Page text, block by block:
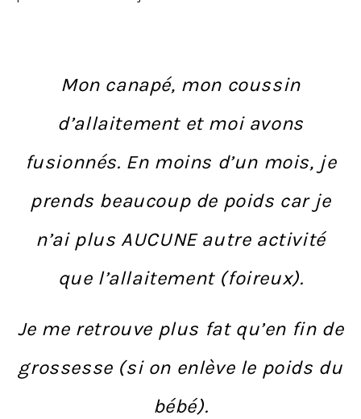
Mon canapé, mon coussin
d’allaitement et moi avons
fusionnés. En moins d’un mois, je
prends beaucoup de poids car je
n’ai plus AUCUNE autre activité
que l’allaitement (foireux).
Je me retrouve plus fat qu’en fin de
grossesse (si on enlève le poids du
bébé).